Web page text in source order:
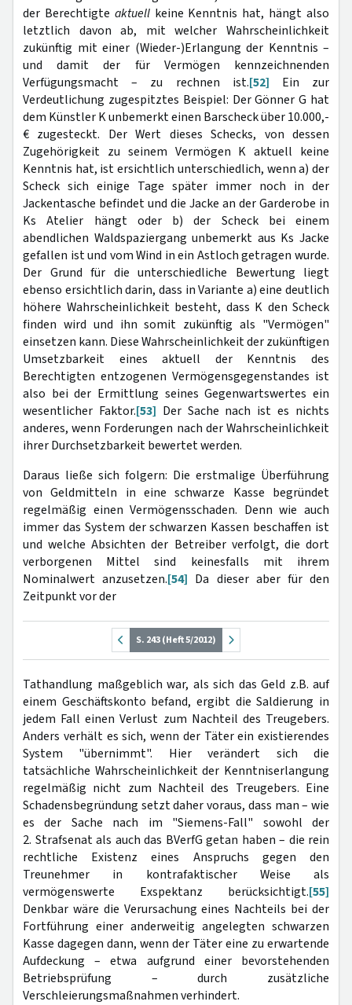
der Berechtigte aktuellkeine Kenntnis hat, hängt also
letztlich davon ab, mit welcher Wahrscheinlichkeit
zukünftig mit einer (Wieder-)Erlangung der Kenntnis –
und damit der für Vermögen kennzeichnenden
Verfügungsmacht – zu rechnen ist.[52] Ein zur
Verdeutlichung zugespitztes Beispiel: Der Gönner G hat
dem Künstler K unbemerkt einen Barscheck über 10.000,-
€ zugesteckt. Der Wert dieses Schecks, von dessen
Zugehörigkeit zu seinem Vermögen K aktuell keine
Kenntnis hat, ist ersichtlich unterschiedlich, wenn a) der
Scheck sich einige Tage später immer noch in der
Jackentasche befindet und die Jacke an der Garderobe in
Ks Atelier hängt oder b) der Scheck bei einem
abendlichen Waldspaziergang unbemerkt aus Ks Jacke
gefallen ist und vom Wind in ein Astloch getragen wurde.
Der Grund für die unterschiedliche Bewertung liegt
ebenso ersichtlich darin, dass in Variante a) eine deutlich
höhere Wahrscheinlichkeit besteht, dass K den Scheck
finden wird und ihn somit zukünftig als "Vermögen"
einsetzen kann. Diese Wahrscheinlichkeit der zukünftigen
Umsetzbarkeit eines aktuell der Kenntnis des
Berechtigten entzogenen Vermögensgegenstandes ist
also bei der Ermittlung seines Gegenwartswertes ein
wesentlicher Faktor.[53] Der Sache nach ist es nichts
anderes, wenn Forderungen nach der Wahrscheinlichkeit
ihrer Durchsetzbarkeit bewertet werden.
Daraus ließe sich folgern: Die erstmalige Überführung
von Geldmitteln in eine schwarze Kasse begründet
regelmäßig einen Vermögensschaden. Denn wie auch
immer das System der schwarzen Kassen beschaffen ist
und welche Absichten der Betreiber verfolgt, die dort
verborgenen Mittel sind keinesfalls mit ihrem
Nominalwert anzusetzen.[54] Da dieser aber für den
Zeitpunkt vor der
S. 243 (Heft 5/2012)
Tathandlung maßgeblich war, als sich das Geld z.B. auf
einem Geschäftskonto befand, ergibt die Saldierung in
jedem Fall einen Verlust zum Nachteil des Treugebers.
Anders verhält es sich, wenn der Täter ein existierendes
System "übernimmt". Hier verändert sich die
tatsächliche Wahrscheinlichkeit der Kenntniserlangung
regelmäßig nicht zum Nachteil des Treugebers. Eine
Schadensbegründung setzt daher voraus, dass man – wie
es der Sache nach im "Siemens-Fall" sowohl der
2. Strafsenat als auch das BVerfG getan haben – die rein
rechtliche Existenz eines Anspruchs gegen den
Treunehmer in kontrafaktischer Weise als
vermögenswerte Exspektanz berücksichtigt.[55]
Denkbar wäre die Verursachung eines Nachteils bei der
Fortführung einer anderweitig angelegten schwarzen
Kasse dagegen dann, wenn der Täter eine zu erwartende
Aufdeckung – etwa aufgrund einer bevorstehenden
Betriebsprüfung – durch zusätzliche
Verschleierungsmaßnahmen verhindert.